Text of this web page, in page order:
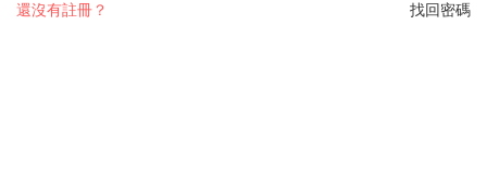
找回密碼
還沒有註冊？